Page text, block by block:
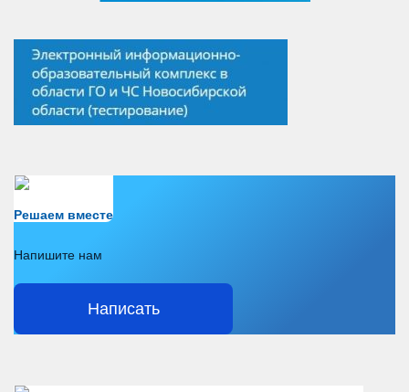
Решаем вместе
Напишите нам
Написать